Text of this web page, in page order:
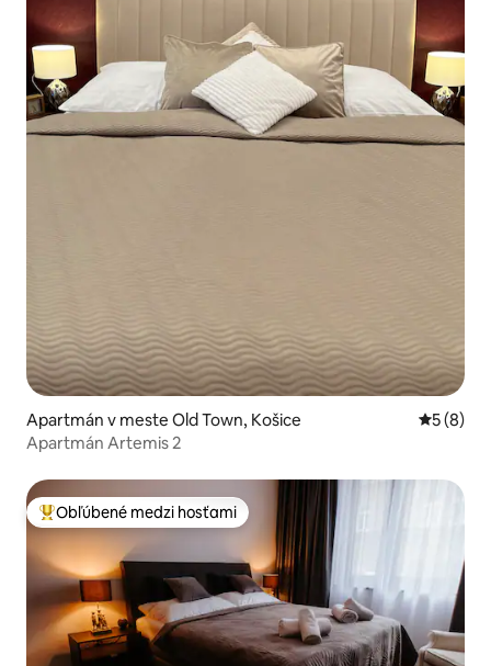
Apartmán v meste Old Town, Košice
5 (8)
Apartmán Artemis 2
Najobľúbenejšie medzi hosťami
Obľúbené medzi hosťami